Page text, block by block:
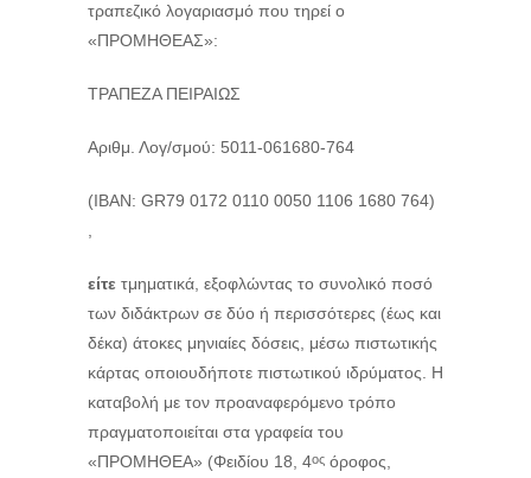
τραπεζικό λογαριασμό που τηρεί ο
«ΠΡΟΜΗΘΕΑΣ»:
ΤΡΑΠΕΖΑ ΠΕΙΡΑΙΩΣ
Αριθμ. Λογ/σμού: 5011-061680-764
(ΙΒΑΝ: GR79 0172 0110 0050 1106 1680 764)
είτε τμηματικά, εξοφλώντας το συνολικό ποσό
των διδάκτρων σε δύο ή περισσότερες (έως και
δέκα) άτοκες μηνιαίες δόσεις, μέσω πιστωτικής
κάρτας οποιουδήποτε πιστωτικού ιδρύματος. Η
καταβολή με τον προαναφερόμενο τρόπο
πραγματοποιείται στα γραφεία του
«ΠΡΟΜΗΘΕΑ» (Φειδίου 18, 4ος όροφος,